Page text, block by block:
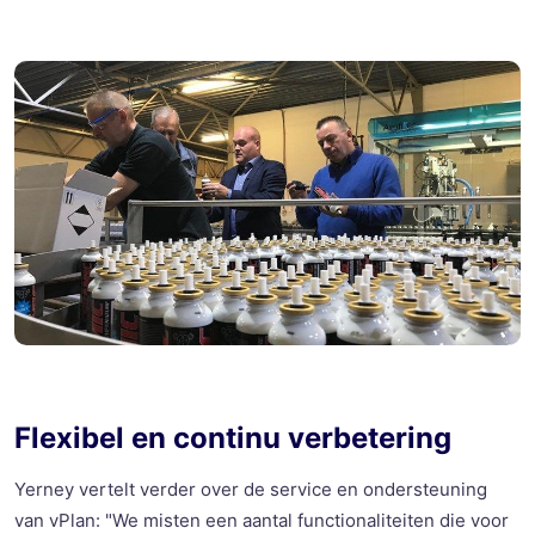
Flexibel en continu verbetering
Yerney vertelt verder over de service en ondersteuning
van vPlan: "We misten een aantal functionaliteiten die voor